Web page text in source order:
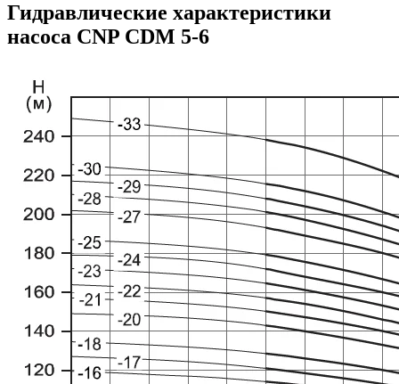
Гидравлические характеристики
насоса CNP CDM 5-6